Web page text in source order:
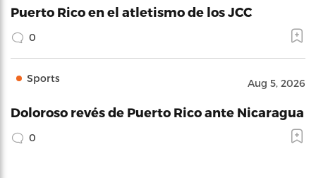
Puerto Rico en el atletismo de los JCC
0
Sports Aug 5, 2026
Doloroso revés de Puerto Rico ante Nicaragua
0